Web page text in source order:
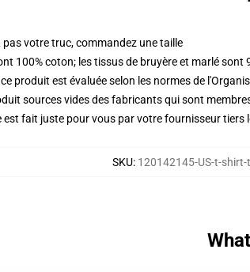
pas votre truc, commandez une taille
100% coton; les tissus de bruyère et marlé sont
produit est évaluée selon les normes de
sources vides des fabricants qui sont
est fait juste pour vous par votre fournisseur
SKU: 120142145-US-t-shirt-